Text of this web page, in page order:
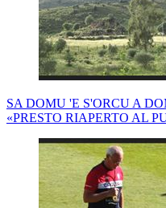
SA DOMU 'E S'ORCU A
«PRESTO RIAPERTO AL